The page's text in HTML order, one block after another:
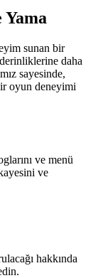
sunan bir
daha
sayesinde,
oyun deneyimi
ve menü
ve
hakkında